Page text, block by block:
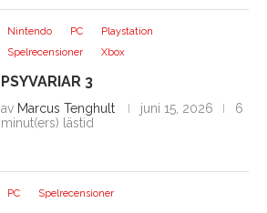
Nintendo PC
Playstation
Spelrecensioner
Xbox
PSYVARIAR 3
av Marcus Tenghult juni 15, 2026
6
minut(ers) lästid
PC Spelrecensioner